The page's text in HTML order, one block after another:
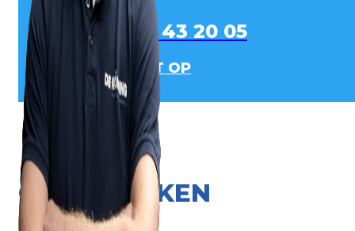
0413 - 43 20 05
NEEM CONTACT OP
ONZE MERKEN